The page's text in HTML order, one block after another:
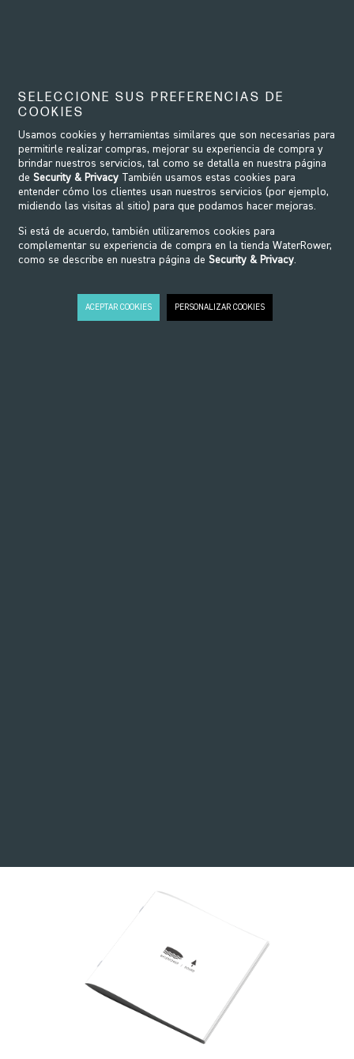
55,00€
SELECCIONE SUS PREFERENCIAS DE
COOKIES
Usamos cookies y herramientas similares que son necesarias para
permitirle realizar compras, mejorar su experiencia de compra y
brindar nuestros servicios, tal como se detalla en nuestra página
de Security & Privacy También usamos estas cookies para
entender cómo los clientes usan nuestros servicios (por ejemplo,
midiendo las visitas al sitio) para que podamos hacer mejoras.
Si está de acuerdo, también utilizaremos cookies para
complementar su experiencia de compra en la tienda WaterRower,
como se describe en nuestra página de Security & Privacy
ACEPTAR COOKIES PERSONALIZAR COOKIES